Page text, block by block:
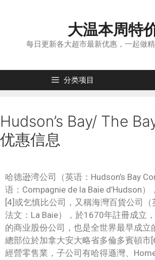
大温本周特
每日更新各大超市最新优惠，一起做
分类项目
Hudson’s Bay/ The
优惠信息
哈德逊湾公司（英语：Hudson’s Bay
语：Compagnie de la Baie d’Hudson）
[4]或乞慎比公司，又稱海灣百貨公司（
法文：La Baie），於1670年註冊成立
的商业股份公司，也是全世界最早成立
總部位於加拿大安大略省多倫多賓頓市
經營零售業，子公司有哈得遜灣、